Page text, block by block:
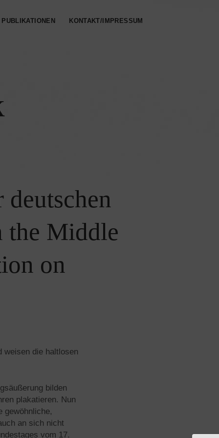
PUBLIKATIONEN KONTAKT/IMPRESSUM
deutschen
the Middle
on
weisen die haltlosen
bilden
plakatieren. Nun
gewöhnliche,
an sich nicht
vom 17.